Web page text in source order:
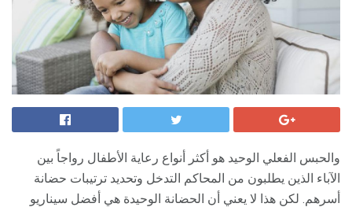
والحبس الفعلي الوحيد هو أكثر أنواع رعاية الأطفال رواجاً بين
الآباء الذين يطلبون من المحاكم التدخل وتحديد ترتيبات حضانة
أسرهم. لكن هذا لا يعني أن الحضانة الوحيدة هي أفضل سيناريو